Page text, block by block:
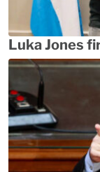
Luka Jones